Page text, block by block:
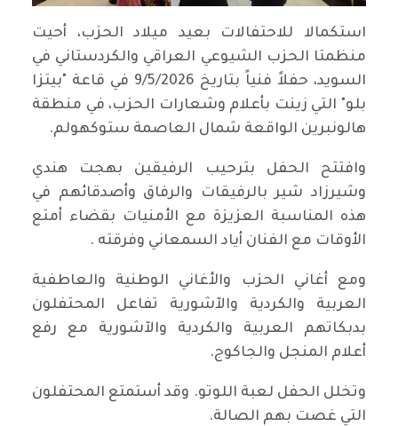
استكمالا للاحتفالات بعيد ميلاد الحزب، أحيت
منظمتا الحزب الشيوعي العراقي والكردستاني في
السويد، حفلاً فنياً بتاريخ 9/5/2026 في قاعة "بيتزا
بلو" التي زينت بأعلام وشعارات الحزب، في منطقة
هالونبرين الواقعة شمال العاصمة ستوكهولم.
وافتتح الحفل بترحيب الرفيقين بهجت هندي
وشيرزاد شير بالرفيقات والرفاق وأصدقائهم في
هذه المناسبة العزيزة مع الأمنيات بقضاء أمتع
الأوقات مع الفنان أياد السمعاني وفرقته .
ومع أغاني الحزب والأغاني الوطنية والعاطفية
العربية والكردية والآشورية تفاعل المحتفلون
بدبكاتهم العربية والكردية والآشورية مع رفع
أعلام المنجل والجاكوج.
وتخلل الحفل لعبة اللوتو. وقد أستمتع المحتفلون
التي غصت بهم الصالة.